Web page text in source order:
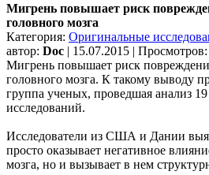
Мигрень повышает риск
головного мозга
Категория: Оригинальные
автор: Doc | 15.07.2015 |
Мигрень повышает риск
головного мозга. К такому выводу
группа ученых, проведшая анализ
исследований.
Исследователи из США и Дании
просто оказывает негативное
мозга, но и вызывает в нем